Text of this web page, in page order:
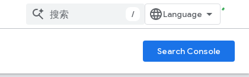
/
Search Console